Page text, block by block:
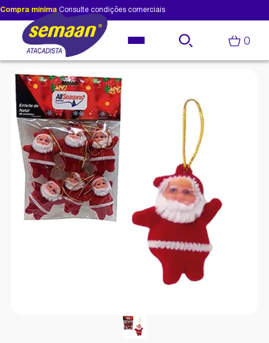
Compra mínima Consulte condições comerciais
0